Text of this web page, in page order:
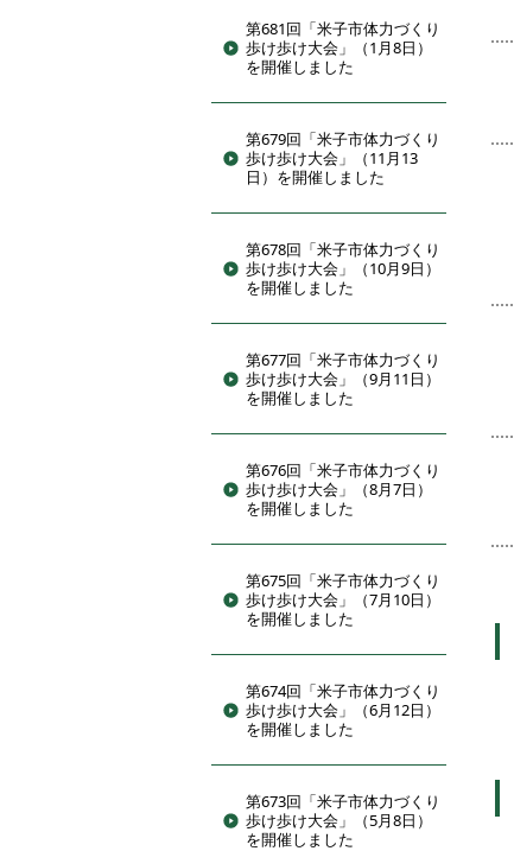
第681回「米子市体力づくり
歩け歩け大会」（1月8日）
を開催しました
第679回「米子市体力づくり
歩け歩け大会」（11月13
日）を開催しました
第678回「米子市体力づくり
歩け歩け大会」（10月9日）
を開催しました
第677回「米子市体力づくり
歩け歩け大会」（9月11日）
を開催しました
第676回「米子市体力づくり
歩け歩け大会」（8月7日）
を開催しました
第675回「米子市体力づくり
歩け歩け大会」（7月10日）
を開催しました
第674回「米子市体力づくり
歩け歩け大会」（6月12日）
を開催しました
第673回「米子市体力づくり
歩け歩け大会」（5月8日）
を開催しました